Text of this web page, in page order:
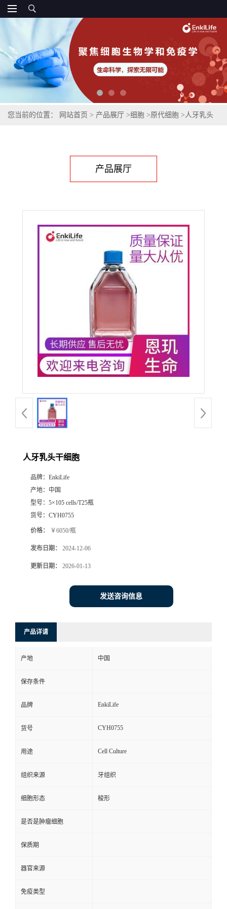
您当前的位置： 网站首页 > 产品展厅 >细胞 >原代细胞 >人牙乳头
产品展厅
人牙乳头干细胞
品牌： EnkiLife
产地： 中国
型号： 5×105 cells/T25瓶
货号： CYH0755
价格： ￥6050/瓶
发布日期： 2024-12-06
更新日期： 2026-01-13
发送咨询信息
产品详请
产地 中国
保存条件
品牌 EnkiLife
货号 CYH0755
用途 Cell Culture
组织来源 牙组织
细胞形态 梭形
是否是肿瘤细胞
保质期
器官来源
免疫类型